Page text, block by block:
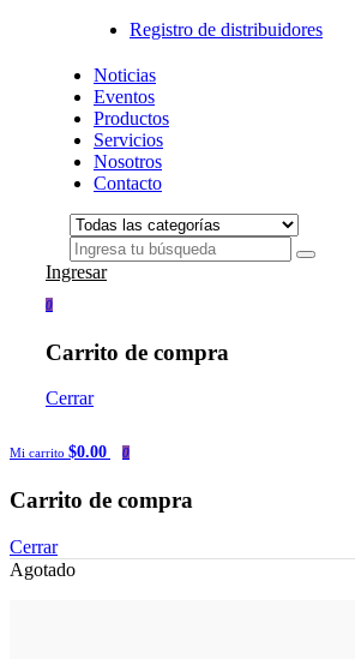
Registro de distribuidores
Noticias
Eventos
Productos
Servicios
Nosotros
Contacto
Ingresar
0
Carrito de compra
Cerrar
Mi carrito $0.00 0
Carrito de compra
Cerrar
Agotado